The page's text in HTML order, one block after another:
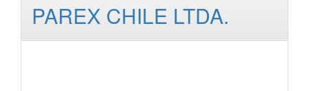
PAREX CHILE LTDA.